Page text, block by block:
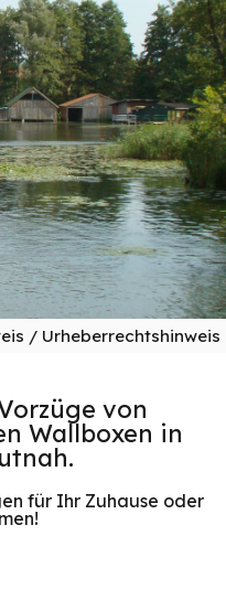
/ Urheberrechtshinweis
von
Wallboxen in
für Ihr Zuhause oder